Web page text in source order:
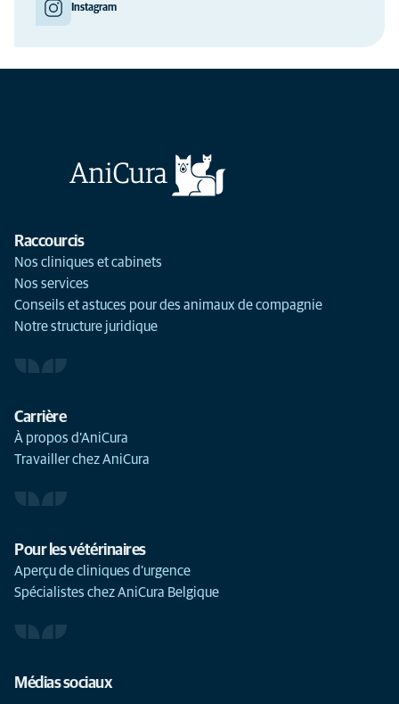
Instagram
Raccourcis
Nos cliniques et cabinets
Nos services
Conseils et astuces pour des animaux de compagnie
Notre structure juridique
Carrière
À propos d’AniCura
Travailler chez AniCura
Pour les vétérinaires
Aperçu de cliniques d'urgence
Spécialistes chez AniCura Belgique
Médias sociaux